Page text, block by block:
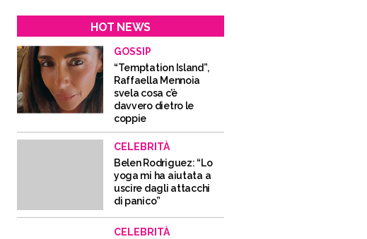
HOT NEWS
GOSSIP
“Temptation Island”,
Raffaella Mennoia
svela cosa c’è
davvero dietro le
coppie
CELEBRITÀ
Belen Rodriguez: “Lo
yoga mi ha aiutata a
uscire dagli attacchi
di panico”
CELEBRITÀ